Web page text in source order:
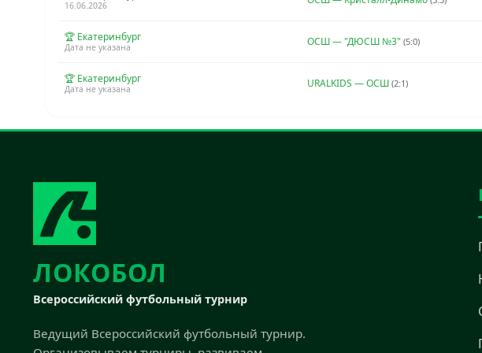
16.06.2026
🏆 Екатеринбург
Дата не указана ОСШ — "ДЮСШ №3" (5:0)
🏆 Екатеринбург
Дата не указана URALKIDS — ОСШ (2:1)
ЛОКОБОЛ
Всероссийский футбольный турнир
Ведущий Всероссийский футбольный турнир.